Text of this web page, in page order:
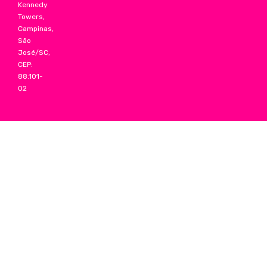
Kennedy
Towers,
Campinas,
São
José/SC,
CEP:
88.101-
02